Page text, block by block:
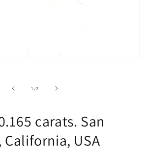
1/de2
carats. San
California, USA